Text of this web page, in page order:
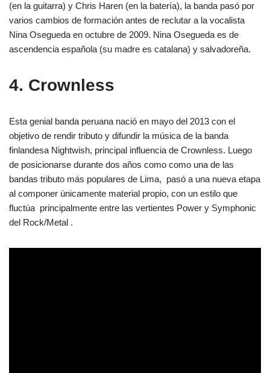
(en la guitarra) y Chris Haren (en la batería), la banda pasó por
varios cambios de formación antes de reclutar a la vocalista
Nina Osegueda en octubre de 2009. Nina Osegueda es de
ascendencia española (su madre es catalana) y salvadoreña.
4. Crownless
Esta genial banda peruana nació en mayo del 2013 con el
objetivo de rendir tributo y difundir la música de la banda
finlandesa Nightwish, principal influencia de Crownless. Luego
de posicionarse durante dos años como como una de las
bandas tributo más populares de Lima, pasó a una nueva etapa
al componer únicamente material propio, con un estilo que
fluctúa principalmente entre las vertientes Power y Symphonic
del Rock/Metal .